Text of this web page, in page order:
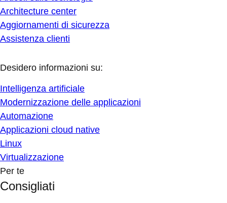
Architecture center
Aggiornamenti di sicurezza
Assistenza clienti
Desidero informazioni su:
Intelligenza artificiale
Modernizzazione delle applicazioni
Automazione
Applicazioni cloud native
Linux
Virtualizzazione
Per te
Consigliati